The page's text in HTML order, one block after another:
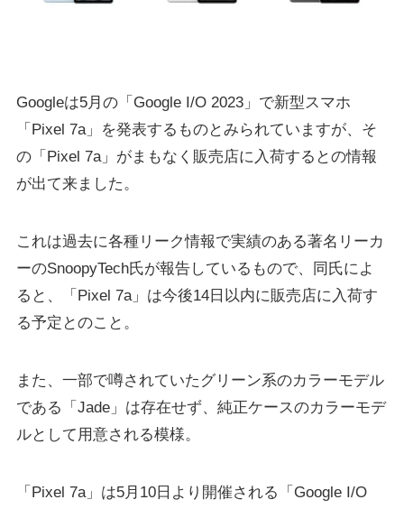
Googleは5月の「Google I/O 2023」で新型スマホ
「Pixel 7a」を発表するものとみられていますが、そ
の「Pixel 7a」がまもなく販売店に入荷するとの情報
が出て来ました。
これは過去に各種リーク情報で実績のある著名リーカ
ーのSnoopyTech氏が報告しているもので、同氏によ
ると、「Pixel 7a」は今後14日以内に販売店に入荷す
る予定とのこと。
また、一部で噂されていたグリーン系のカラーモデル
である「Jade」は存在せず、純正ケースのカラーモデ
ルとして用意される模様。
「Pixel 7a」は5月10日より開催される「Google I/O